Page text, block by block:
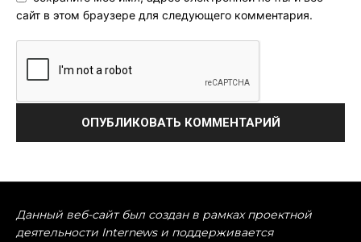
сайт в этом браузере для следующего комментария.
Данный веб-сайт был создан в рамках проектной
деятельности Internews и поддерживается